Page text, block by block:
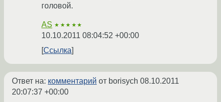
головой.
AS ★★★★★
10.10.2011 08:04:52 +00:00
Ссылка
Ответ на: комментарий от borisych 08.10.2011
20:07:37 +00:00